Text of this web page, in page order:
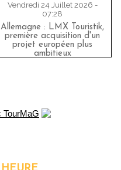
Vendredi 24 Juillet 2026 -
07:28
Allemagne : LMX Touristik,
première acquisition d'un
projet européen plus
ambitieux